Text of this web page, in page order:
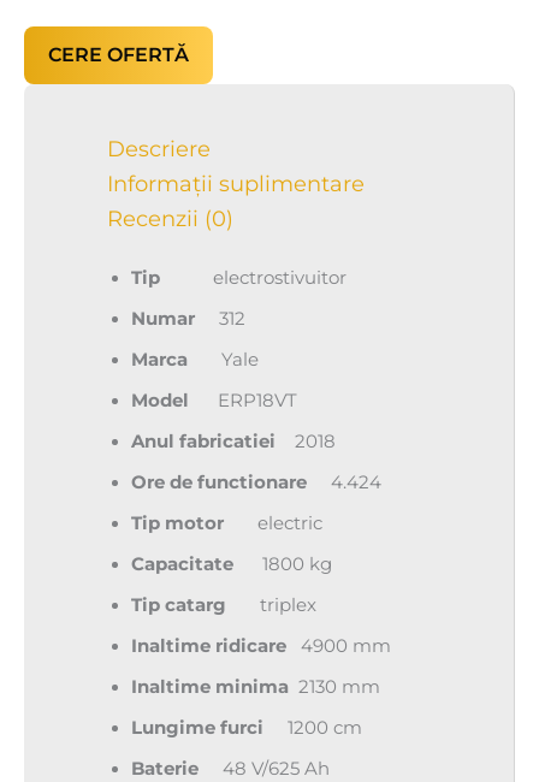
CERE OFERTĂ
Descriere
Informații suplimentare
Recenzii (0)
Tip
electrostivuitor
Numar 312
Marca Yale
Model ERP18VT
Anul fabricatiei 2018
Ore de functionare 4.424
Tip motor electric
Capacitate 1800 kg
Tip catarg triplex
Inaltime ridicare 4900 mm
Inaltime minima 2130 mm
Lungime furci 1200 cm
Baterie
48 V/625 Ah